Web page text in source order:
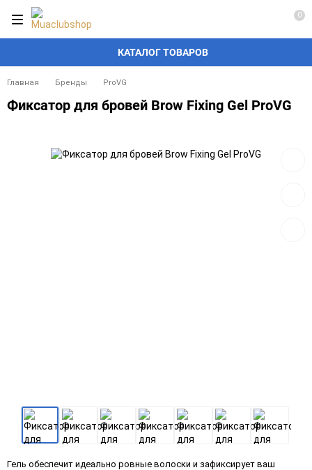
КАТАЛОГ ТОВАРОВ
0
Главная Бренды ProVG
Фиксатор для бровей Brow Fixing Gel ProVG
Гель обеспечит идеально ровные волоски и зафиксирует ваш